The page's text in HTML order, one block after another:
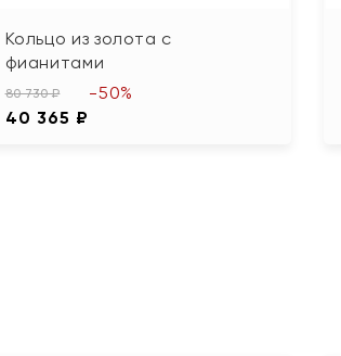
Кольцо из золота с
фианитами
80 730 ₽
40 365 ₽
-50%